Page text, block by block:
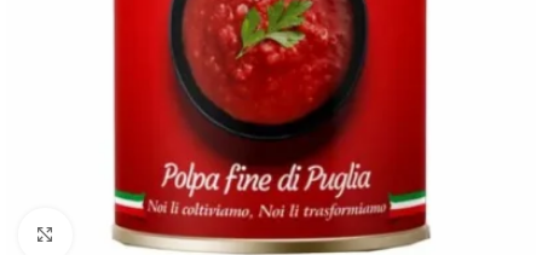
Faceți clic pentru a mări